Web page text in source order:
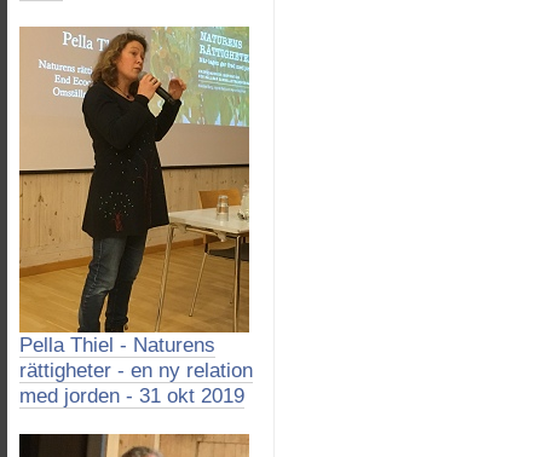
Pella Thiel - Naturens
rättigheter - en ny relation
med jorden - 31 okt 2019